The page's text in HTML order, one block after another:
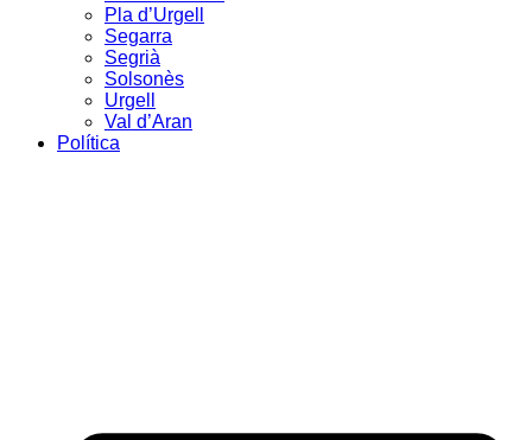
Pla d’Urgell
Segarra
Segrià
Solsonès
Urgell
Val d’Aran
Política